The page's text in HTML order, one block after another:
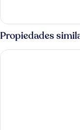
cuádruple
familiar
Propiedades
Muong Thanh Song